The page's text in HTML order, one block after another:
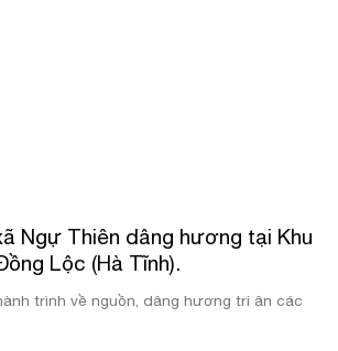
Ngự Thiên dâng hương tại Khu
Lộc (Hà Tĩnh).
trình về nguồn, dâng hương tri ân các